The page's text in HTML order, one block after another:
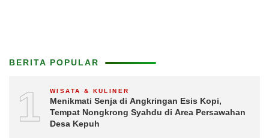
BERITA POPULAR
1 WISATA & KULINER
Menikmati Senja di Angkringan Esis Kopi,
Tempat Nongkrong Syahdu di Area Persawahan
Desa Kepuh